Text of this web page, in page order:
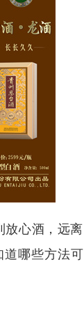
放心酒，远离
道哪些方法可